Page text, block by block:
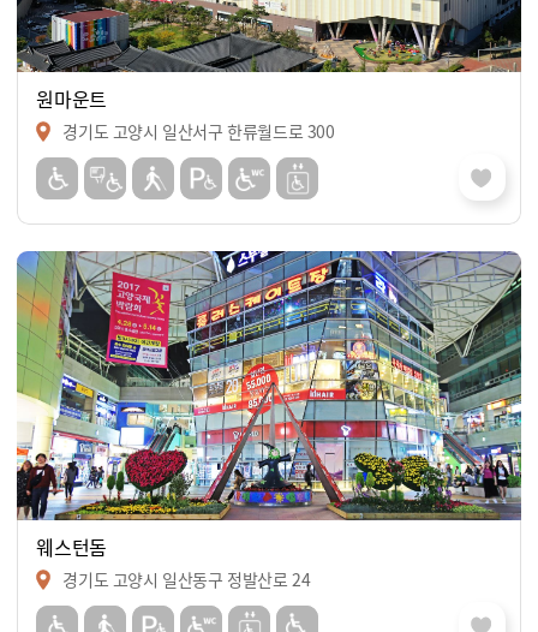
원마운트
경기도 고양시 일산서구 한류월드로 300
웨스턴돔
경기도 고양시 일산동구 정발산로 24